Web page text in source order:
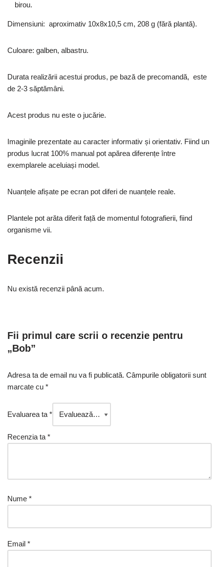
birou.
Dimensiuni: aproximativ 10x8x10,5 cm, 208 g (fără plantă).
Culoare: galben, albastru.
Durata realizării acestui produs, pe bază de precomandă, este
de 2-3 săptămâni.
Acest produs nu este o jucărie.
Imaginile prezentate au caracter informativ și orientativ. Fiind un
produs lucrat 100% manual pot apărea diferențe între
exemplarele aceluiași model.
Nuanțele afișate pe ecran pot diferi de nuanțele reale.
Plantele pot arăta diferit față de momentul fotografierii, fiind
organisme vii.
Recenzii
Nu există recenzii până acum.
Fii primul care scrii o recenzie pentru
„Bob”
Adresa ta de email nu va fi publicată. Câmpurile obligatorii sunt
marcate cu *
Evaluarea ta *
Recenzia ta *
Nume *
Email *